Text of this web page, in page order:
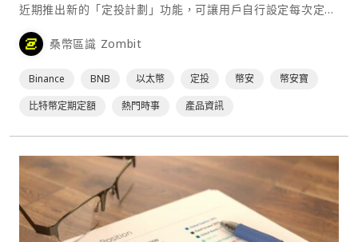
近期推出新的「定投計劃」功能，可讓用戶自行設定每次定投
的幣種、金額和循環週期，並隨時查看定投計劃的績效，幫助
用戶進行自動化加密貨幣投資，以下就讓桑幣為大家介紹幣安
桑幣區識 Zombit
Binance BNB 以太幣 定投 幣安
幣安寶
比特幣定期定額
熱門時事 產品資訊